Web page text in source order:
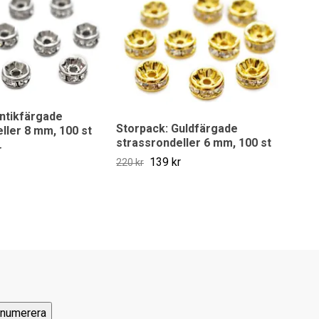
8 mm, 100 st
Storpack: Guldfärgade
strassrondeller 6 mm, 100 st
220 kr 139 kr